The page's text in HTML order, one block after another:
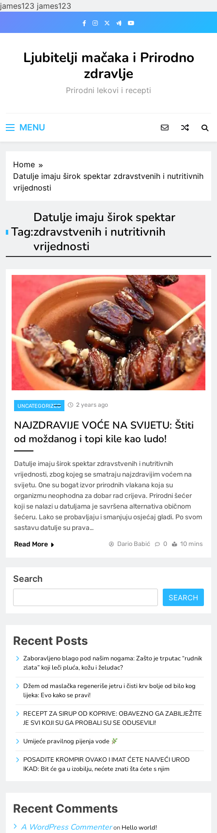
james123 james123
Ljubitelji mačaka i Prirodno
zdravlje
Prirodni lekovi i recepti
MENU
Home
Datulje imaju širok spektar zdravstvenih i nutritivnih
vrijednosti
Tag:
Datulje imaju širok spektar
zdravstvenih i nutritivnih
vrijednosti
UNCATEGORIZED 2 years ago
NAJZDRAVIJE VOĆE NA SVIJETU: Štiti
od moždanog i topi kile kao ludo!
Datulje imaju širok spektar zdravstvenih i nutritivnih
vrijednosti, zbog kojeg se smatraju najzdravijim voćem na
svijetu. One su bogat izvor prirodnih vlakana koja su
organizmu neophodna za dobar rad crijeva. Prirodni šećer
koji se nalazi u datuljama je savršena alternativa običnom
šećeru. Lako se probavljaju i smanjuju osjećaj gladi. Po svom
sastavu datulje su prava…
Read More
Dario Babić 0 10 mins
Search
SEARCH
Recent Posts
Zaboravljeno blago pod našim nogama: Zašto je trputac “rudnik
zlata” koji leči pluća, kožu i želudac?
Džem od maslačka regeneriše jetru i čisti krv bolje od bilo kog
lijeka: Evo kako se pravi!
RECEPT ZA SIRUP OD KOPRIVE: OBAVEZNO GA ZABILJEŽITE
JE SVI KOJI SU GA PROBALI SU SE ODUSEVILI!
Umijeće pravilnog pijenja vode
POSADITE KROMPIR OVAKO I IMAT ĆETE NAJVEĆI UROD
IKAD: Bit će ga u izobilju, nećete znati šta ćete s njim
Recent Comments
A WordPress Commenteron Hello world!